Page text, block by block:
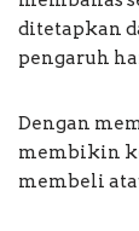
ditetapkan
pengaruh
Dengan
membikin
membeli